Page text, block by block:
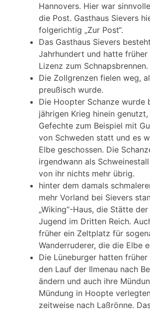
Hannovers. Hier war
die Post. Gasthaus Sievers
folgerichtig „Zur Post“.
Das Gasthaus Sievers
Jahrhundert und hatte früher
Lizenz zum Schnapsbrennen.
Die Zollgrenzen fielen weg,
preußisch wurde.
Die Hoopter Schanze wurde
jährigen Krieg hinein
Gefechte zum Beispiel mit
von Schweden statt und es
Elbe geschossen. Die
irgendwann als
von ihr nichts mehr übrig.
hinter dem damals
mehr Vorland bei Sievers
„Wiking“-Haus, die Stätte
Jugend im Dritten Reich.
früher ein Zeltplatz für
Wanderruderer, die die Elbe
Die Lüneburger hatten früher
den Lauf der Ilmenau nach
ändern und auch ihre
Mündung in Hoopte
zeitweise nach Laßrönne.